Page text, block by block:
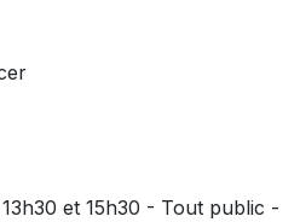
et 15h30 - Tout public -